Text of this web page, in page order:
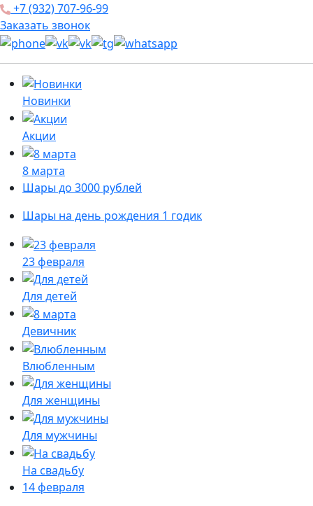
+7 (932) 707-96-99
Заказать звонок
Новинки
Акции
8 марта
Шары до 3000 рублей
Шары на день рождения 1 годик
23 февраля
Для детей
Девичник
Влюбленным
Для женщины
Для мужчины
На свадьбу
14 февраля